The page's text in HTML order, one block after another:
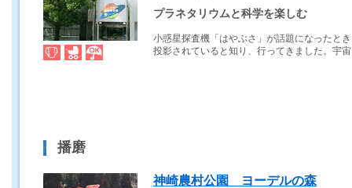
プラネタリウムと科学を楽しむ
小惑星探査機「はやぶさ」が話題になったと
投影されていると知り、行ってきました。宇
播磨
神崎農村公園 ヨーデルの森